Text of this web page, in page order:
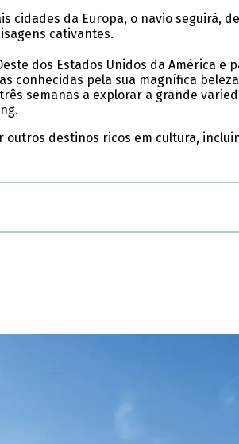
cidades da Europa, o navio seguirá,
cativantes.
dos Estados Unidos da América e
conhecidas pela sua magnífica
semanas a explorar a grande
destinos ricos em cultura,